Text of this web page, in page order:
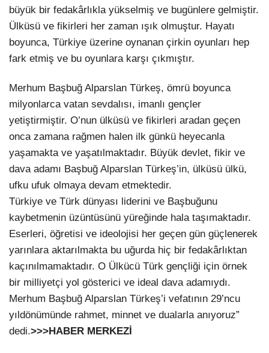
büyük bir fedakârlıkla yükselmiş ve bugünlere gelmiştir.
Ülküsü ve fikirleri her zaman ışık olmuştur. Hayatı
boyunca, Türkiye üzerine oynanan çirkin oyunları hep
fark etmiş ve bu oyunlara karşı çıkmıştır.
Merhum Başbuğ Alparslan Türkeş, ömrü boyunca
milyonlarca vatan sevdalısı, imanlı gençler
yetiştirmiştir. O’nun ülküsü ve fikirleri aradan geçen
onca zamana rağmen halen ilk günkü heyecanla
yaşamakta ve yaşatılmaktadır. Büyük devlet, fikir ve
dava adamı Başbuğ Alparslan Türkeş’in, ülküsü ülkü,
ufku ufuk olmaya devam etmektedir.
Türkiye ve Türk dünyası liderini ve Başbuğunu
kaybetmenin üzüntüsünü yüreğinde hala taşımaktadır.
Eserleri, öğretisi ve ideolojisi her geçen gün güçlenerek
yarınlara aktarılmakta bu uğurda hiç bir fedakârlıktan
kaçınılmamaktadır. O Ülkücü Türk gençliği için örnek
bir milliyetçi yol gösterici ve ideal dava adamıydı.
Merhum Başbuğ Alparslan Türkeş’i vefatının 29’ncu
yıldönümünde rahmet, minnet ve dualarla anıyoruz”
dedi.>>>HABER MERKEZİ